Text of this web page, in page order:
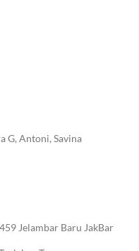
G, Antoni, Savina
Jelambar Baru JakBar